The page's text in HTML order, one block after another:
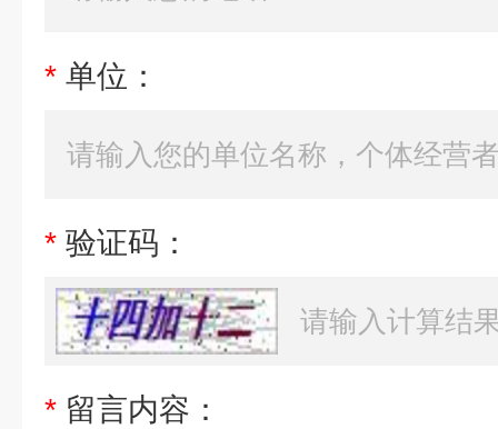
* 单位：
* 验证码：
* 留言内容：